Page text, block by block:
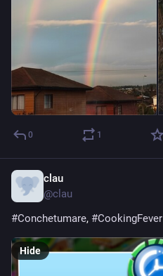
0 1
clau
@clau
#Conchetumare, #CookingFever
Hide